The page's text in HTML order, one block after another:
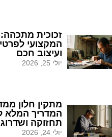
זכוכית
המקצועי
ועיצוב חכם
יולי 25, 2026
מתקין חלון
המדריך המלא
תחזוקה
יולי 24, 2026